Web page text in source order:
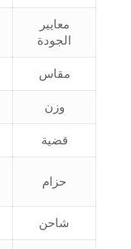
معايير
الجودة
مقاس
وزن
قضية
حزام
شاحن